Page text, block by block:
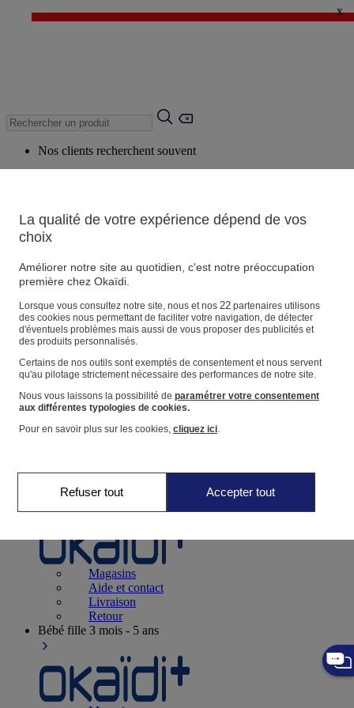
✨ LAST DAYS : Jusqu'à -60%* ✨
x
Nos clients recherchent souvent
Produits suggérés
Voir tous les produits
Magasin
Vos informations personnelles
Suivre une commande
Panier
Favoris
Naissance0-12 mois
Magasins
Aide et contact
Livraison
Retour
Bébé fille 3 mois - 5 ans
La qualité de votre expérience dépend de vos
choix
Améliorer notre site au quotidien, c'est notre préoccupation
première chez Okaïdi.
Lorsque vous consultez notre site, nous et nos 22partenaires utilisons
des cookies nous permettant de faciliter votre navigation, de détecter
d'éventuels problèmes mais aussi de vous proposer des publicités et
des produits personnalisés.
Certains de nos outils sont exemptés de consentement et nous servent
qu'au pilotage strictement nécessaire des performances de notre site.
Nous vous laissons la possibilité de paramétrer votre consentement
aux différentes typologies de cookies.
Pour en savoir plus sur les cookies, cliquez ici.
Refuser tout Accepter tout